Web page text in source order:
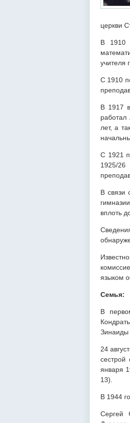
церкви
В 1910
учителя
С 1910
В 1917
работал
лет, а
С 1921
1925/
В связи
вплоть
языком
Семья:
В
Зинаиды
24
января
13).
В 1944
Сергей